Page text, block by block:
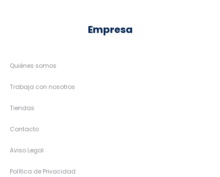
Empresa
Quiénes somos
Trabaja con nosotros
Tiendas
Contacto
Aviso Legal
Política de Privacidad